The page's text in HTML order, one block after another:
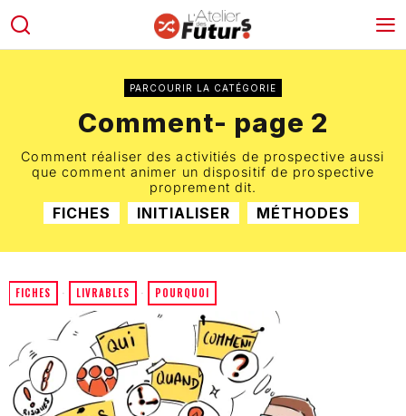
PARCOURIR LA CATÉGORIE
Comment- page 2
Comment réaliser des activitiés de prospective aussi
que comment animer un dispositif de prospective
proprement dit.
FICHES INITIALISER MÉTHODES
FICHES · LIVRABLES · POURQUOI